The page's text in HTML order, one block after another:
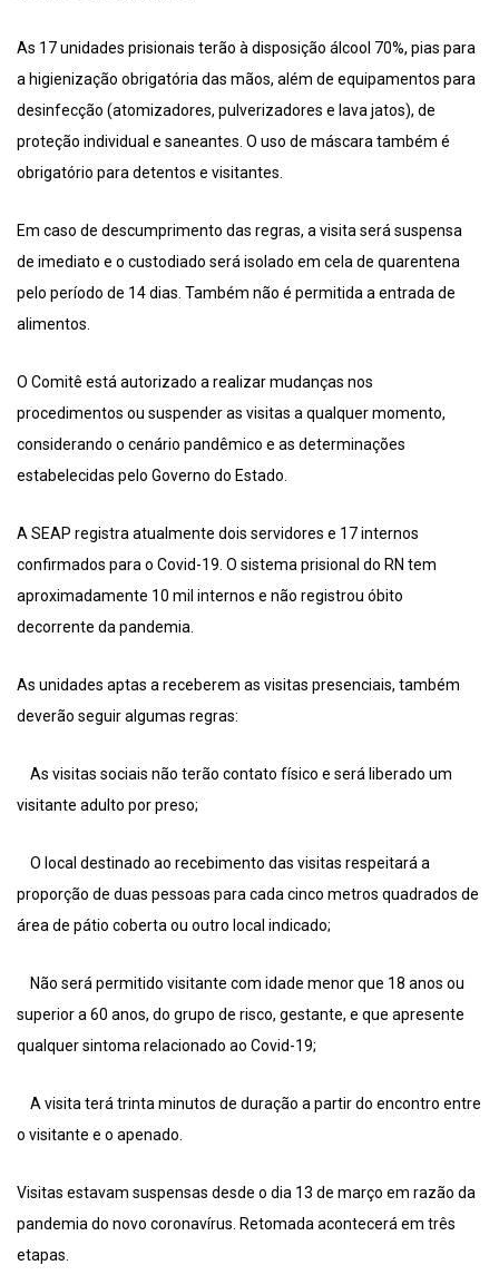
As 17 unidades prisionais terão à disposição álcool 70%, pias para
a higienização obrigatória das mãos, além de equipamentos para
desinfecção (atomizadores, pulverizadores e lava jatos), de
proteção individual e saneantes. O uso de máscara também é
obrigatório para detentos e visitantes.
Em caso de descumprimento das regras, a visita será suspensa
de imediato e o custodiado será isolado em cela de quarentena
pelo período de 14 dias. Também não é permitida a entrada de
alimentos.
O Comitê está autorizado a realizar mudanças nos
procedimentos ou suspender as visitas a qualquer momento,
considerando o cenário pandêmico e as determinações
estabelecidas pelo Governo do Estado.
A SEAP registra atualmente dois servidores e 17 internos
confirmados para o Covid-19. O sistema prisional do RN tem
aproximadamente 10 mil internos e não registrou óbito
decorrente da pandemia.
As unidades aptas a receberem as visitas presenciais, também
deverão seguir algumas regras:
As visitas sociais não terão contato físico e será liberado um
visitante adulto por preso;
O local destinado ao recebimento das visitas respeitará a
proporção de duas pessoas para cada cinco metros quadrados de
área de pátio coberta ou outro local indicado;
Não será permitido visitante com idade menor que 18 anos ou
superior a 60 anos, do grupo de risco, gestante, e que apresente
qualquer sintoma relacionado ao Covid-19;
A visita terá trinta minutos de duração a partir do encontro entre
o visitante e o apenado.
Visitas estavam suspensas desde o dia 13 de março em razão da
pandemia do novo coronavírus. Retomada acontecerá em três
etapas.